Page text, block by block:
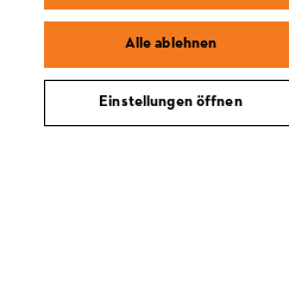
STIHL Kooperationsprogramm
STIHL Bedienungsanleitungen
MY STIHL
Alle ablehnen
Einstellungen öffnen